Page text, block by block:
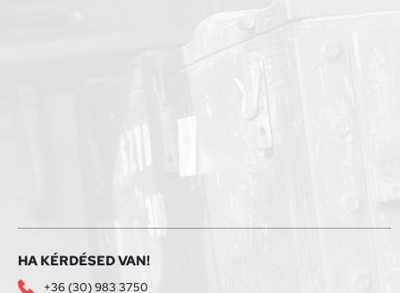
HA KÉRDÉSED VAN!
+36 (30) 983 3750